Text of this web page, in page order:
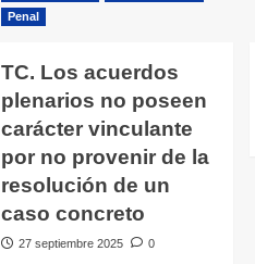
Penal
TC. Los acuerdos
plenarios no poseen
carácter vinculante
por no provenir de la
resolución de un
caso concreto
27 septiembre 2025 0